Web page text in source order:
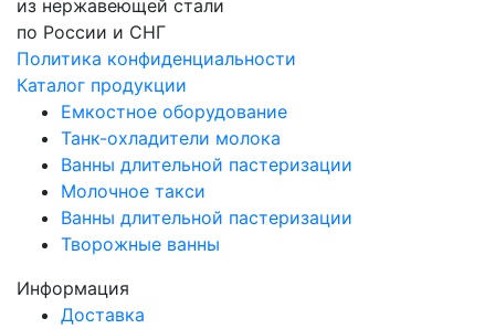
из нержавеющей стали
по России и СНГ
Политика конфиденциальности
Каталог продукции
Емкостное оборудование
Танк-охладители молока
Ванны длительной пастеризации
Молочное такси
Ванны длительной пастеризации
Творожные ванны
Информация
Доставка